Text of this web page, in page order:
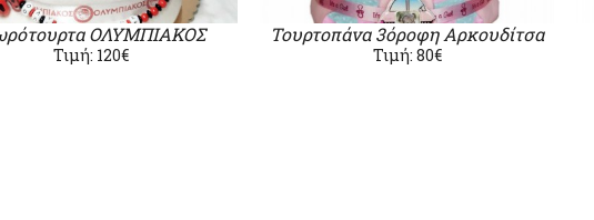
ΟΛΥΜΠΙΑΚΟΣ
Τιμή: 120€
Τουρτοπάνα 3όροφη Αρκουδίτσα
Τιμή: 80€